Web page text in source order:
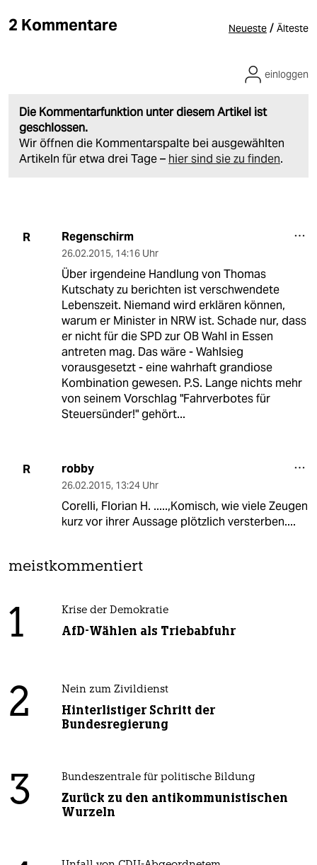
2 Kommentare Neueste / Älteste
Die Kommentarfunktion unter diesem Artikel ist
geschlossen.
Wir öffnen die Kommentarspalte bei ausgewählten
Artikeln für etwa drei Tage – hier sind sie zu finden.
einloggen
R Regenschirm
26.02.2015, 14:16 Uhr
Über irgendeine Handlung von Thomas
Kutschaty zu berichten ist verschwendete
Lebenszeit. Niemand wird erklären können,
warum er Minister in NRW ist. Schade nur, dass
er nicht für die SPD zur OB Wahl in Essen
antreten mag. Das wäre - Wahlsieg
vorausgesetzt - eine wahrhaft grandiose
Kombination gewesen. P.S. Lange nichts mehr
von seinem Vorschlag "Fahrverbotes für
Steuersünder!" gehört...
R robby
26.02.2015, 13:24 Uhr
Corelli, Florian H. .....,Komisch, wie viele Zeugen
kurz vor ihrer Aussage plötzlich versterben....
meistkommentiert
1 Krise der Demokratie
AfD-Wählen als Triebabfuhr
2 Nein zum Zivildienst
Hinterlistiger Schritt der
Bundesregierung
3 Bundeszentrale für politische Bildung
Zurück zu den antikommunistischen
Wurzeln